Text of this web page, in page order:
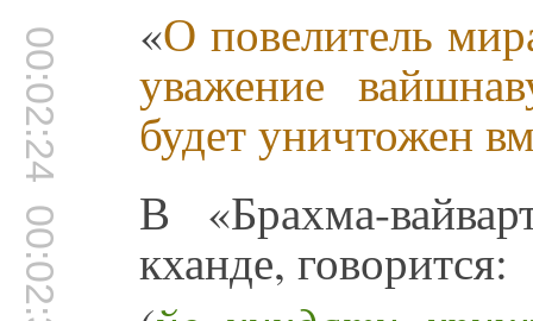
00:02:24 «О повелитель
уважение
будет уничтожен
00:02:39 В «Брахма-
кханде, говорится: